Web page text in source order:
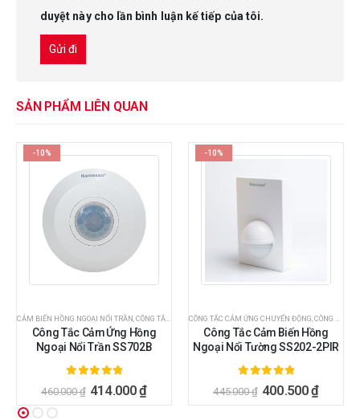
duyệt này cho lần bình luận kế tiếp của tôi.
SẢN PHẨM LIÊN QUAN
,CÔNG TẮC CẢM ỨNG CHUYỂN ĐỘNG,CÔNG TẮC CẢM ỨNG HỒNG NGOẠI
-10%
CẢM BIẾN HỒNG NGOẠI NỔI TRẦN,CÔNG TẮC CẢM BIẾN CÔNG TẮC CẢM ỨNG CHUYỂN ĐỘNG CÔNG
Công Tắc Cảm Ứng Hồng
Ngoại Nổi Trần SS702B
ngoài 5
460.000₫ 414.000₫
-10%
CÔNG TẮC CẢM ỨNG CHUYỂN ĐỘNG,CÔNG TẮC CẢM ỨNG HỒNG NGOẠI
Công Tắc Cảm Biến Hồng
Ngoại Nổi Tường SS202-2PIR
ngoài 5
445.000₫ 400.500₫